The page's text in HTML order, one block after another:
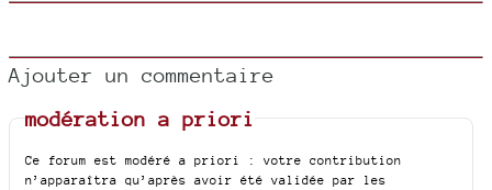
Ajouter un commentaire
modération a priori
Ce forum est modéré a priori : votre contribution
n’apparaîtra qu’après avoir été validée par les